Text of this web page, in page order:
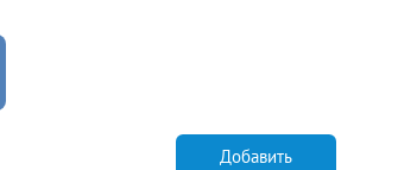
Добавить